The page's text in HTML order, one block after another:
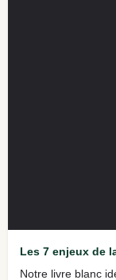
Les 7 enjeux de
Notre livre blanc